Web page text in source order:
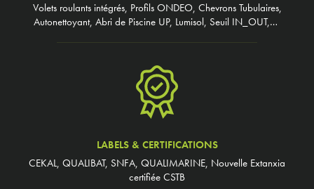
Volets roulants intégrés, Profils ONDEO, Chevrons Tubulaires,
Autonettoyant, Abri de Piscine UP, Lumisol, Seuil IN_OUT,…
LABELS & CERTIFICATIONS
CEKAL, QUALIBAT, SNFA, QUALIMARINE, Nouvelle Extanxia
certifiée CSTB